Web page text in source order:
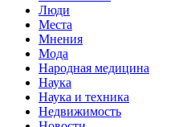
Люди
Места
Мнения
Мода
Народная медицина
Наука
Наука и техника
Недвижимость